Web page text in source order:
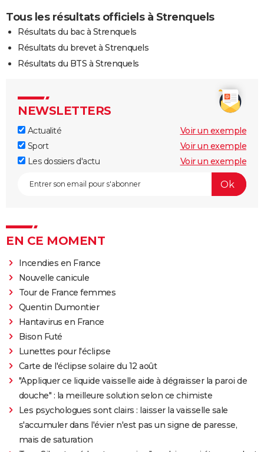
Tous les résultats officiels à Strenquels
Résultats du bac à Strenquels
Résultats du brevet à Strenquels
Résultats du BTS à Strenquels
NEWSLETTERS
Actualité
Voir un exemple
Sport
Voir un exemple
Les dossiers d'actu
Voir un exemple
EN CE MOMENT
Incendies en France
Nouvelle canicule
Tour de France femmes
Quentin Dumontier
Hantavirus en France
Bison Futé
Lunettes pour l'éclipse
Carte de l'éclipse solaire du 12 août
"Appliquer ce liquide vaisselle aide à dégraisser la paroi de
douche" : la meilleure solution selon ce chimiste
Les psychologues sont clairs : laisser la vaisselle sale
s'accumuler dans l'évier n'est pas un signe de paresse,
mais de saturation